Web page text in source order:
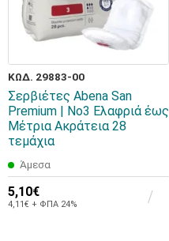
ΚΩΔ. 29883-00
Σερβιέτες Abena San
Premium | No3 Ελαφριά έως
Μέτρια Ακράτεια 28
τεμάχια
Άμεσα
5,10€
4,11€ + ΦΠΑ 24%